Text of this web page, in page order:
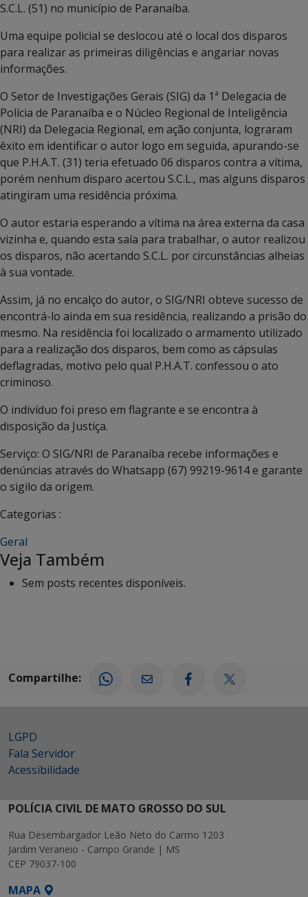
S.C.L. (51) no município de Paranaíba.
Uma equipe policial se deslocou até o local dos disparos
para realizar as primeiras diligências e angariar novas
informações.
O Setor de Investigações Gerais (SIG) da 1ª Delegacia de
Polícia de Paranaíba e o Núcleo Regional de Inteligência
(NRI) da Delegacia Regional, em ação conjunta, lograram
êxito em identificar o autor logo em seguida, apurando-se
que P.H.A.T. (31) teria efetuado 06 disparos contra a vítima,
porém nenhum disparo acertou S.C.L., mas alguns disparos
atingiram uma residência próxima.
O autor estaria esperando a vítima na área externa da casa
vizinha e, quando esta saía para trabalhar, o autor realizou
os disparos, não acertando S.C.L. por circunstâncias alheias
à sua vontade.
Assim, já no encalço do autor, o SIG/NRI obteve sucesso de
encontrá-lo ainda em sua residência, realizando a prisão do
mesmo. Na residência foi localizado o armamento utilizado
para a realização dos disparos, bem como as cápsulas
deflagradas, motivo pelo qual P.H.A.T. confessou o ato
criminoso.
O indivíduo foi preso em flagrante e se encontra à
disposição da Justiça.
Serviço: O SIG/NRI de Paranaíba recebe informações e
denúncias através do Whatsapp (67) 99219-9614 e garante
o sigilo da origem.
Categorias :
Geral
Veja Também
Sem posts recentes disponíveis.
Compartilhe:
LGPD
Fala Servidor
Acessibilidade
POLÍCIA CIVIL DE MATO GROSSO DO SUL
Rua Desembargador Leão Neto do Carmo 1203
Jardim Veraneio - Campo Grande | MS
CEP 79037-100
MAPA